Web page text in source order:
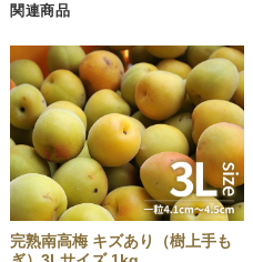
関連商品
完熟南高梅 キズあり（樹上手も